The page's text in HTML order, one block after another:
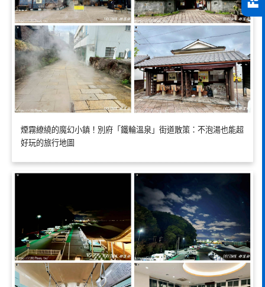
煙霧繚繞的魔幻小鎮！別府「鐵輪溫泉」街道散策：不泡湯也能超
好玩的旅行地圖